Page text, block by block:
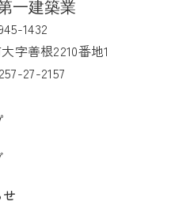
1432
字善根2210番地1
27-2157